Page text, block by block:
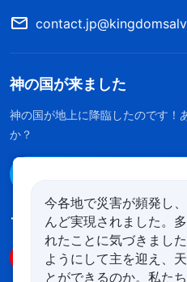
神の国が来ました
神の国が地上に降臨したのです！
か？
フォローする
今各地で災害が頻発し
んど実現されました。
れたことに気づきまし
ようにして主を迎え、
とができるのか。私た